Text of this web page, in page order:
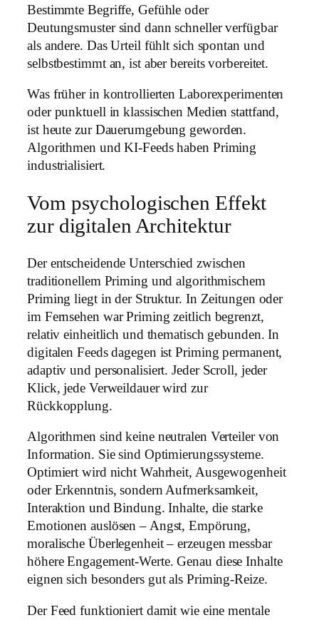
Bestimmte Begriffe, Gefühle oder
Deutungsmuster sind dann schneller verfügbar
als andere. Das Urteil fühlt sich spontan und
selbstbestimmt an, ist aber bereits vorbereitet.
Was früher in kontrollierten Laborexperimenten
oder punktuell in klassischen Medien stattfand,
ist heute zur Dauerumgebung geworden.
Algorithmen und KI-Feeds haben Priming
industrialisiert.
Vom psychologischen Effekt
zur digitalen Architektur
Der entscheidende Unterschied zwischen
traditionellem Priming und algorithmischem
Priming liegt in der Struktur. In Zeitungen oder
im Fernsehen war Priming zeitlich begrenzt,
relativ einheitlich und thematisch gebunden. In
digitalen Feeds dagegen ist Priming permanent,
adaptiv und personalisiert. Jeder Scroll, jeder
Klick, jede Verweildauer wird zur
Rückkopplung.
Algorithmen sind keine neutralen Verteiler von
Information. Sie sind Optimierungssysteme.
Optimiert wird nicht Wahrheit, Ausgewogenheit
oder Erkenntnis, sondern Aufmerksamkeit,
Interaktion und Bindung. Inhalte, die starke
Emotionen auslösen – Angst, Empörung,
moralische Überlegenheit – erzeugen messbar
höhere Engagement-Werte. Genau diese Inhalte
eignen sich besonders gut als Priming-Reize.
Der Feed funktioniert damit wie eine mentale